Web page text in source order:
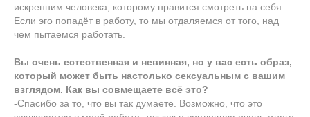
искренним человека, которому нравится смотреть на себя.
Если эго попадёт в работу, то мы отдаляемся от того, над
чем пытаемся работать.
Вы очень естественная и невинная, но у вас есть образ,
который может быть настолько сексуальным с вашим
взглядом. Как вы совмещаете всё это?
-Спасибо за то, что вы так думаете. Возможно, что это